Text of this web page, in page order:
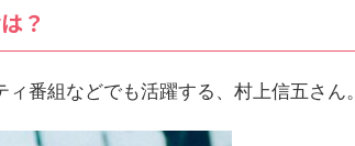
？
ィ番組などでも活躍する、村上信五さん。